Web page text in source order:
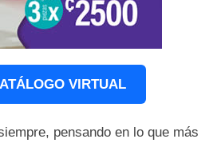
VIRTUAL
pensando en lo que más